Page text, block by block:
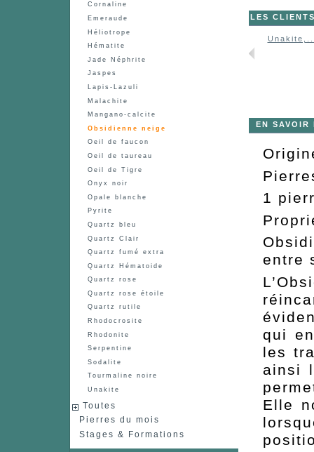
Cornaline
Emeraude
Héliotrope
Hématite
Jade Néphrite
Jaspes
Lapis-Lazuli
Malachite
Mangano-calcite
Obsidienne neige
Oeil de faucon
Oeil de taureau
Oeil de Tigre
Onyx noir
Opale blanche
Pyrite
Quartz bleu
Quartz Clair
Quartz fumé extra
Quartz Hématoide
Quartz rose
Quartz rose étoile
Quartz rutile
Rhodocrosite
Rhodonite
Serpentine
Sodalite
Tourmaline noire
Unakite
Toutes
Pierres du mois
Stages & Formations
LES
EN SAVOIR
1
entre
qui
les
ainsi
Elle